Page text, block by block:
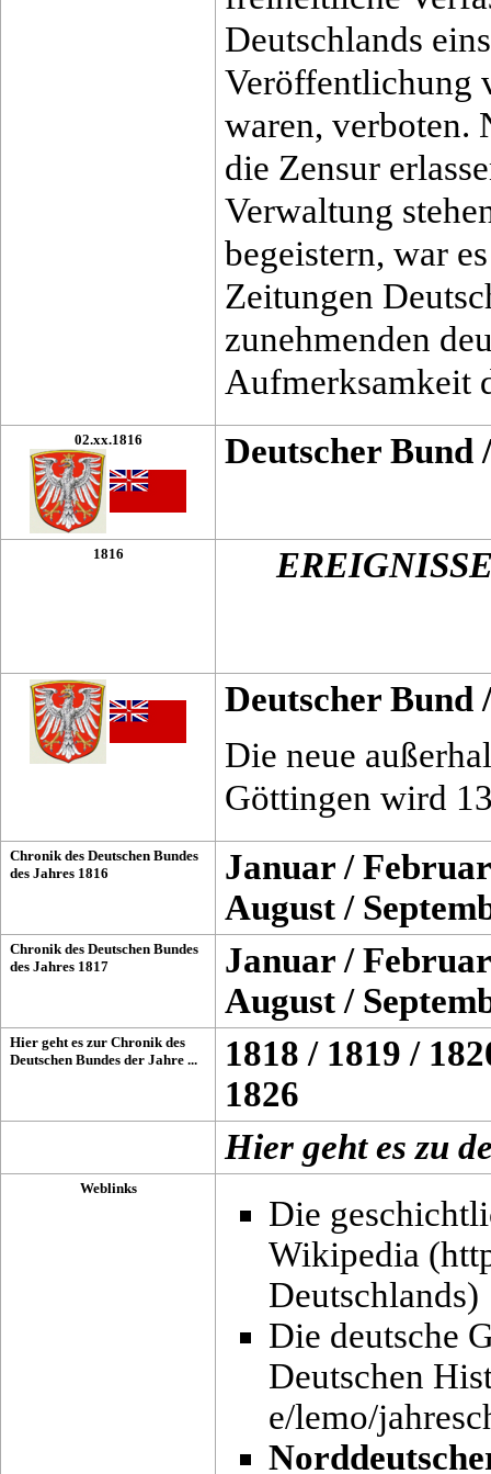
Deutschlands
Veröffentlichung
waren, verboten.
die Zensur
Verwaltung
begeistern, war
Zeitungen
zunehmenden
Aufmerksamkeit
02.xx.1816 Deutscher Bund
1816
Deutscher Bund
Die neue
Göttingen wird
Chronik des Deutschen Bundes
des Jahres 1816
Januar /Februar
August /
Chronik des Deutschen Bundes
des Jahres 1817
Januar /Februar
August /
Hier geht es zur Chronik des
Deutschen Bundes der Jahre ...
1818 / 1819 /
1826
Hier geht es zu
Weblinks
Die
Wikipedia
Die deutsche
Deutschen